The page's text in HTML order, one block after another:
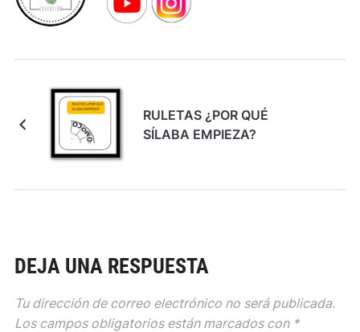
RULETAS ¿POR QUÉ
SÍLABA EMPIEZA?
DEJA UNA RESPUESTA
Tu dirección de correo electrónico no será publicada.
Los campos obligatorios están marcados con *